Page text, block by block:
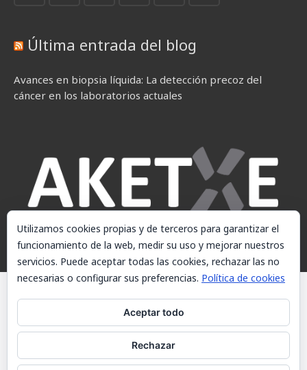
Última entrada del blog
Avances en biopsia líquida: La detección precoz del
cáncer en los laboratorios actuales
© AKETXE Consulting, S.L. - Este sitio web utiliza cookies, consulte
nuestra Política de cookies.
Política de cookies
Utilizamos cookies propias y de terceros para garantizar el
funcionamiento de la web, medir su uso y mejorar nuestros
servicios. Puede aceptar todas las cookies, rechazar las no
necesarias o configurar sus preferencias. Política de cookies
Aceptar todo
Rechazar